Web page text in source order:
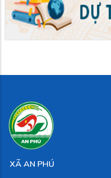
XÃ AN PHÚ